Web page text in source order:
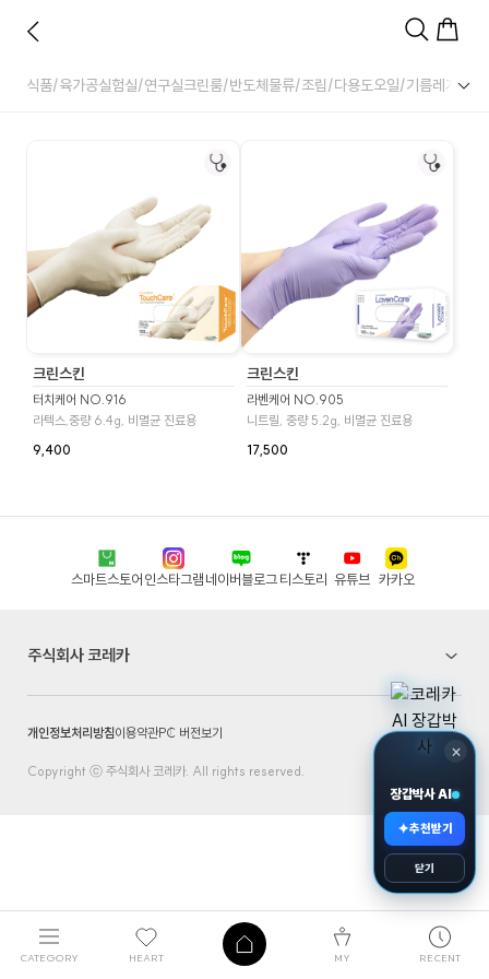
CATEGORY HEART MY RECENT
×
장갑박사 AI
✦추천받기
닫기
식품/육가공실험실/연구실크린룸/반도체 물류/조립/다용도오일/기름레저/아
크린스킨
터치케어 NO.916
라텍스,중량 6.4g, 비멸균 진료용
9,400
크린스킨
라벤케어 NO.905
니트릴, 중량 5.2g, 비멸균 진료용
17,500
스마트스토어인스타그램네이버블로그티스토리 유튜브 카카오
주식회사 코레카
개인정보처리방침이용약관PC 버전보기
Copyright ⓒ 주식회사 코레카. All rights reserved.